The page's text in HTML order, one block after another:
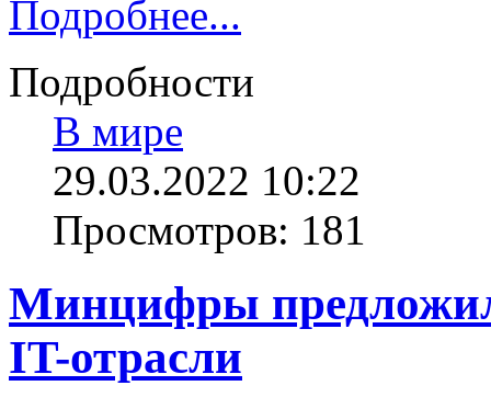
Подробнее...
Подробности
В мире
29.03.2022 10:22
Просмотров: 181
Минцифры
IT-отрасли